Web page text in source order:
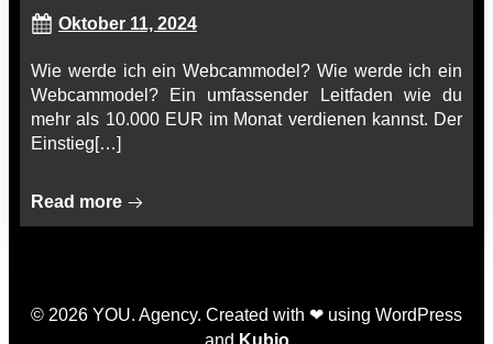
Oktober 11, 2024
Wie werde ich ein Webcammodel? Wie werde ich ein
Webcammodel? Ein umfassender Leitfaden wie du
mehr als 10.000 EUR im Monat verdienen kannst. Der
Einstieg[…]
Read more
© 2026 YOU. Agency. Created with ❤ using WordPress
and Kubio